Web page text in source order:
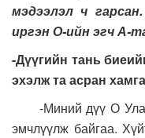
мэдээлэл ч
иргэн О-ийн эгч А-
-Дүүгийн тань
эхэлж та асран
-Миний дүү О
эмчлүүлж байгаа.